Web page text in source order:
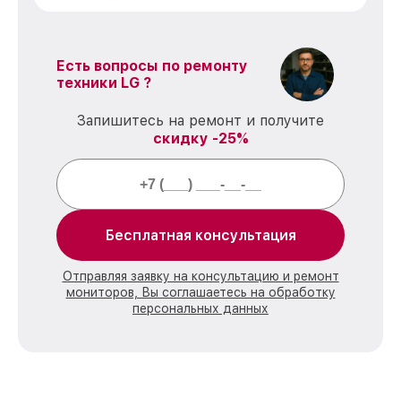
Есть вопросы по ремонту
техники LG ?
Запишитесь на ремонт и получите
скидку -25%
Бесплатная консультация
Отправляя заявку на консультацию и ремонт
мониторов, Вы соглашаетесь на обработку
персональных данных